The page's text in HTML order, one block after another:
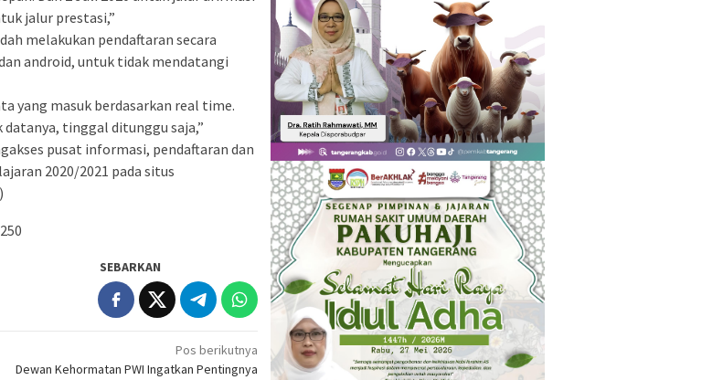
jalur prestasi,”
melakukan pendaftaran secara
android, untuk tidak mendatangi
yang masuk berdasarkan real time.
datanya, tinggal ditunggu saja,”
pusat informasi, pendaftaran dan
2020/2021 pada situs
SEBARKAN
Pos berikutnya
Dewan Kehormatan PWI Ingatkan Pentingnya